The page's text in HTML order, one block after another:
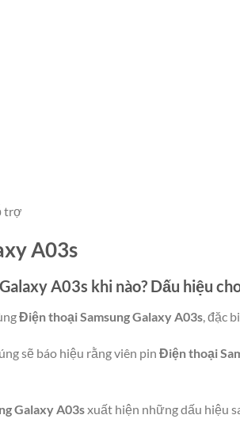
trợ
A03s
A03s khi nào? Dấu hiệu
Điện thoại Samsung Galaxy A03s, đặc
sẽ báo hiệu rằng viên pin Điện thoại
Galaxy A03sxuất hiện những dấu hiệu